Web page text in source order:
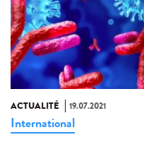
ACTUALITÉ 19.07.2021
International